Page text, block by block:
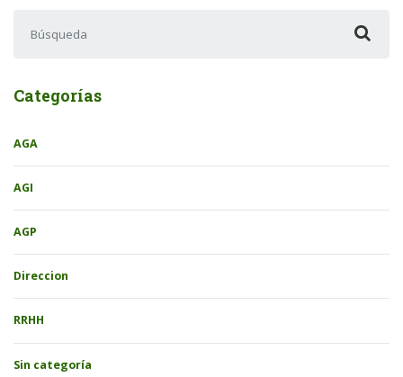
Categorías
AGA
AGI
AGP
Direccion
RRHH
Sin categoría